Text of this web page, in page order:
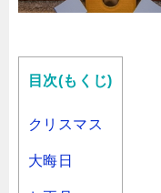
目次(もくじ)
クリスマス
大晦日